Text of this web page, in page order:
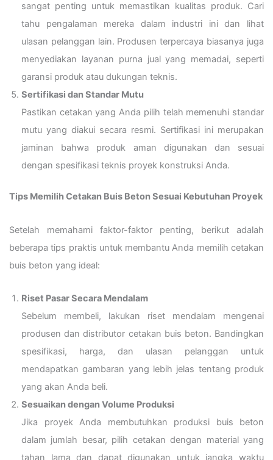
sangat penting untuk memastikan kualitas produk. Cari
tahu pengalaman mereka dalam industri ini dan lihat
ulasan pelanggan lain. Produsen terpercaya biasanya juga
menyediakan layanan purna jual yang memadai, seperti
garansi produk atau dukungan teknis.
Sertifikasi dan Standar Mutu
Pastikan cetakan yang Anda pilih telah memenuhi standar
mutu yang diakui secara resmi. Sertifikasi ini merupakan
jaminan bahwa produk aman digunakan dan sesuai
dengan spesifikasi teknis proyek konstruksi Anda.
Tips Memilih Cetakan Buis Beton Sesuai Kebutuhan Proyek
Setelah memahami faktor-faktor penting, berikut adalah
beberapa tips praktis untuk membantu Anda memilih cetakan
buis beton yang ideal:
Riset Pasar Secara Mendalam
Sebelum membeli, lakukan riset mendalam mengenai
produsen dan distributor cetakan buis beton. Bandingkan
spesifikasi, harga, dan ulasan pelanggan untuk
mendapatkan gambaran yang lebih jelas tentang produk
yang akan Anda beli.
Sesuaikan dengan Volume Produksi
Jika proyek Anda membutuhkan produksi buis beton
dalam jumlah besar, pilih cetakan dengan material yang
tahan lama dan dapat digunakan untuk jangka waktu